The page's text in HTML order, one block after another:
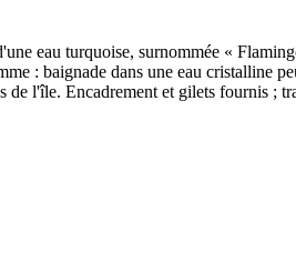
eau turquoise, surnommée «
: baignade dans une eau cristalline
de l'île. Encadrement et gilets fournis ;